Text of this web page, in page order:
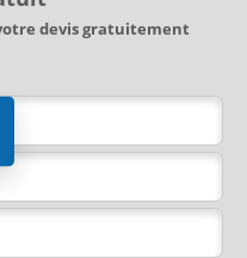
devis gratuitement